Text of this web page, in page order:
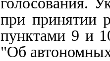
при при­нятии
пунктами 9 и
"Об